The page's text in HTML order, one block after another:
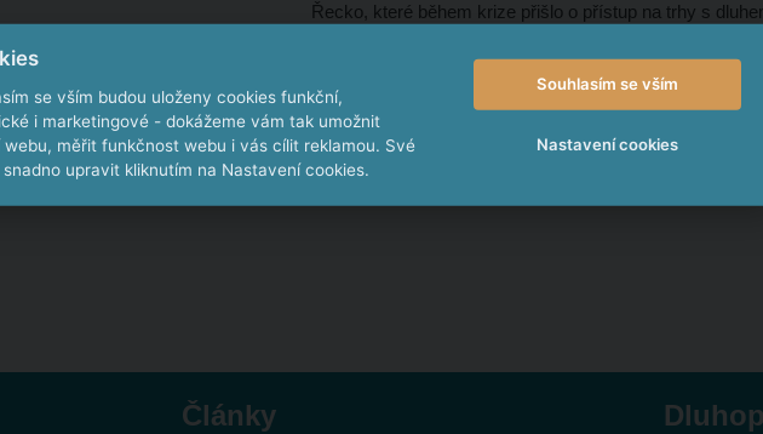
Už v roce 2015 Hospodářské
miliardáře“. Tehdy jeho
vydal dluhopisy za další tři
– EP Infrastructure (EPIF) –
Řecko, které během krize přišlo o přístup na trhy s
restrukturalizovat své závazky, zažívá celkově skvělé
nedávno zvedli rating na BB s pozitivním výhledem, což
investičním pásmem. U S&P Global Ratings má stále
ale v dubnu očekává mírné zvýšení.
Články
se vším budou uloženy cookies funkční,
i marketingové - dokážeme vám tak umožnit
webu, měřit funkčnost webu i vás cílit reklamou. Své
upravit kliknutím na Nastavení cookies.
Souhlasím se vším
Nastavení cookies